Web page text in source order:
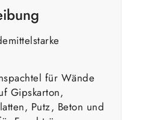
für Wände
Gipskarton,
Putz, Beton und